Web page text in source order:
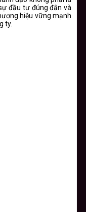
đầu tư đúng đắn và
hiệu vững mạnh
ty.